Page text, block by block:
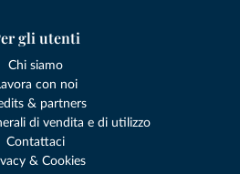
gli utenti
Chi siamo
con noi
& partners
di vendita e di utilizzo
Contattaci
& Cookies